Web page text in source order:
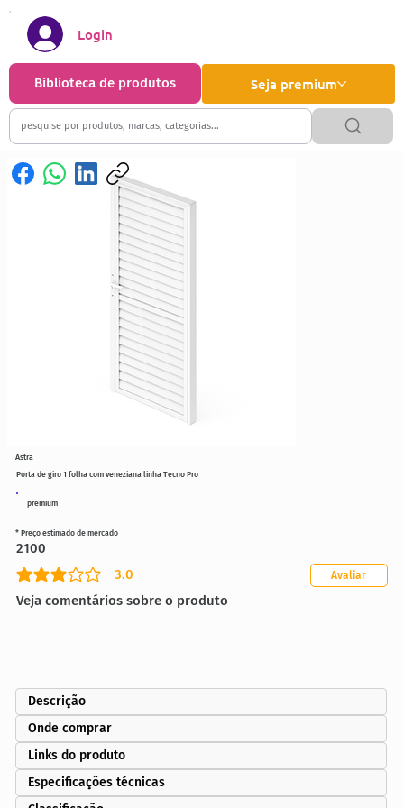
Seja premium
Biblioteca de produtos
Login
premium
Porta de giro 1 folha com veneziana linha Tecno Pro
3.0
classificação média é 3 de 5
Veja comentários sobre o produto
Avaliar
* Preço estimado de mercado
2100
Astra
Descrição
Onde comprar
Links do produto
Especificações técnicas